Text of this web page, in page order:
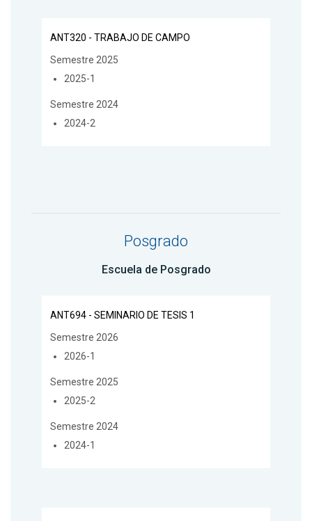
ANT320 - TRABAJO DE CAMPO
Semestre 2025
2025-1
Semestre 2024
2024-2
Posgrado
Escuela de Posgrado
ANT694 - SEMINARIO DE TESIS 1
Semestre 2026
2026-1
Semestre 2025
2025-2
Semestre 2024
2024-1